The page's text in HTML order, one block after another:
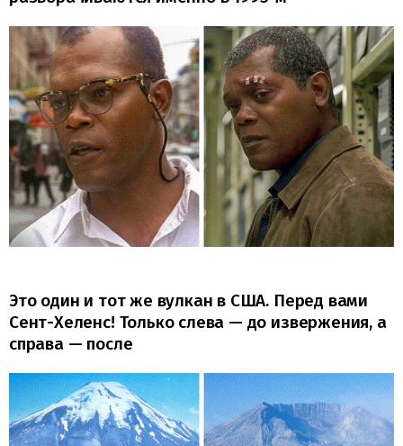
Это один и тот же вулкан в США. Перед вами
Сент-Хеленс! Только слева — до извержения, а
справа — после